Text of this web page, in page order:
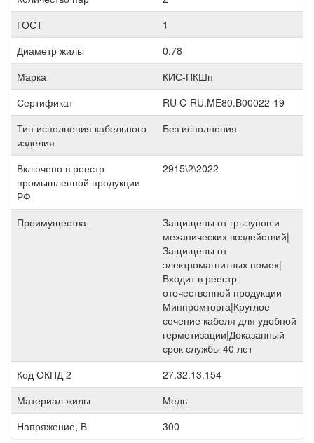
ГОСТ
1
Диаметр жилы
0.78
Марка
КИС-ПКШп
Сертификат
RU C-RU.ME80.B00022-19
Тип исполнения кабельного
изделия
Без исполнения
Включено в реестр
промышленной продукции
РФ
2915\2\2022
Преимущества
Защищены от грызунов и
механических воздействий|
Защищены от
электромагнитных помех|
Входит в реестр
отечественной продукции
Минпромторга|Круглое
сечение кабеля для удобной
герметизации|Доказанный
срок службы 40 лет
Код ОКПД 2
27.32.13.154
Материал жилы
Медь
Напряжение, В
300